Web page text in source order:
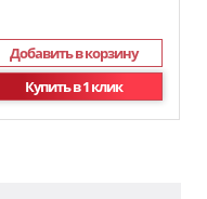
Добавить в корзину
Купить в 1 клик